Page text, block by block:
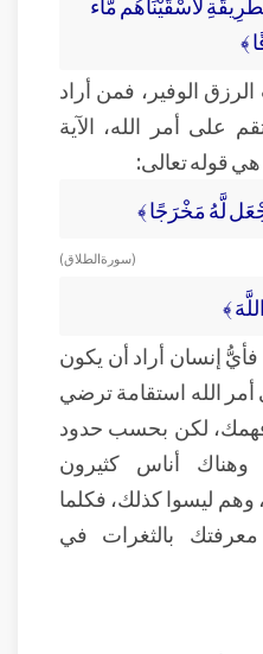
﴾
الوفير، فمن أراد
على أمر الله، الآية
هي قوله تعالى:
لَّهُ مَخْرَجًا ﴾
( سورة الطلاق )
﴾
إنسان أراد أن يكون
الله استقامة ترضي
لكن بحسب حدود
وهناك أناس كثيرون
ليسوا كذلك، فكلما
بالثغرات في